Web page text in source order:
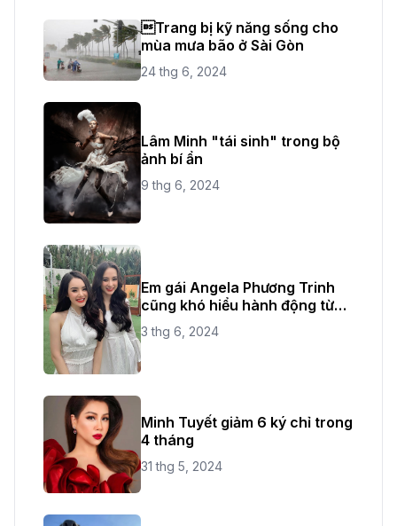
Trang bị kỹ năng sống cho
mùa mưa bão ở Sài Gòn
24 thg 6, 2024
Lâm Minh "tái sinh" trong bộ
ảnh bí ẩn
9 thg 6, 2024
Em gái Angela Phương Trinh
cũng khó hiểu hành động từ
chị ruột
3 thg 6, 2024
Minh Tuyết giảm 6 ký chỉ trong
4 tháng
31 thg 5, 2024